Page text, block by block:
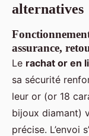
alternatives
assurance,
Le rachat or en
sa sécurité
leur or (or 18
bijoux diamant)
précise. L’envoi